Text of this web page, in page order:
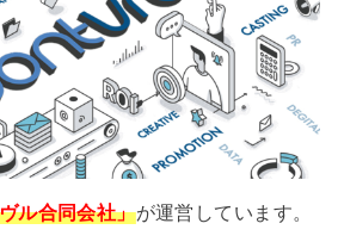
ル合同会社」が運営しています。